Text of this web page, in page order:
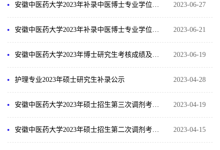
2023-06-27
2023-06-21
2023-06-19
2023-04-28
护理专业2023年硕士研究生补录公示
2023-04-19
2023-04-15